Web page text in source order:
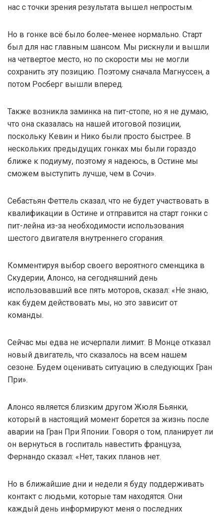
нас с точки зрения результата вышел непростым.
Но в гонке всё было более-менее нормально. Старт
был для нас главным шансом. Мы рискнули и вышли
на четвертое место, но по скорости мы не могли
сохранить эту позицию. Поэтому сначала Магнуссен, а
потом Росберг вышли вперед.
Также возникла заминка на пит-стопе, но я не думаю,
что она сказалась на нашей итоговой позиции,
поскольку Кевин и Нико были просто быстрее. В
нескольких предыдущих гонках мы были гораздо
ближе к подиуму, поэтому я надеюсь, в Остине мы
сможем выступить лучше, чем в Сочи».
Себастьян Феттель сказал, что не будет участвовать в
квалификации в Остине и отправится на старт гонки с
пит-лейна из-за необходимости использования
шестого двигателя внутреннего сгорания.
Комментируя выбор своего вероятного сменщика в
Скудерии, Алонсо, на сегодняшний день
использовавший все пять моторов, сказал: «Не знаю,
как будем действовать мы, но это зависит от
команды.
Сейчас мы едва не исчерпали лимит. В Монце отказал
новый двигатель, что сказалось на всем нашем
сезоне. Будем оценивать ситуацию в следующих Гран
При».
Алонсо является близким другом Жюля Бьянки,
который в настоящий момент борется за жизнь после
аварии на Гран При Японии. Говоря о том, планирует ли
он вернуться в госпиталь навестить француза,
Фернандо сказал: «Нет, таких планов нет.
Но в ближайшие дни и недели я буду поддерживать
контакт с людьми, которые там находятся. Они
каждый день информируют меня о последних